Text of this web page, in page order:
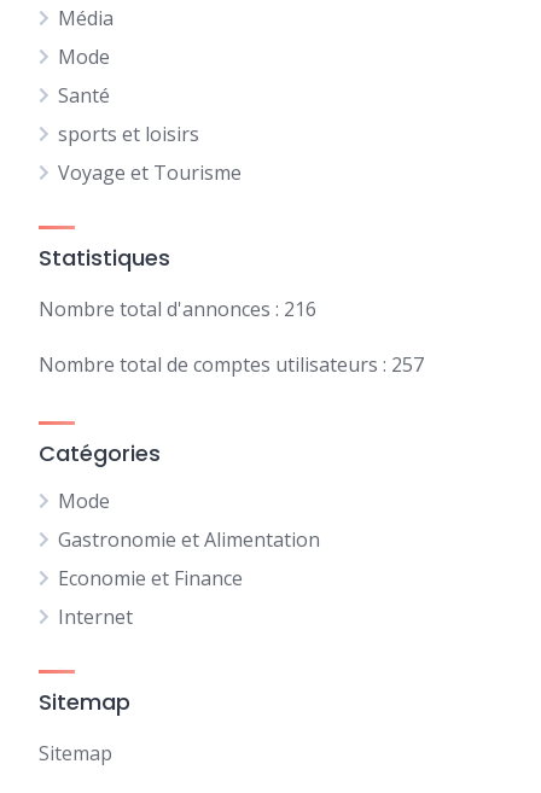
Média
Mode
Santé
sports et loisirs
Voyage et Tourisme
Statistiques
Nombre total d'annonces : 216
Nombre total de comptes utilisateurs : 257
Catégories
Mode
Gastronomie et Alimentation
Economie et Finance
Internet
Sitemap
Sitemap